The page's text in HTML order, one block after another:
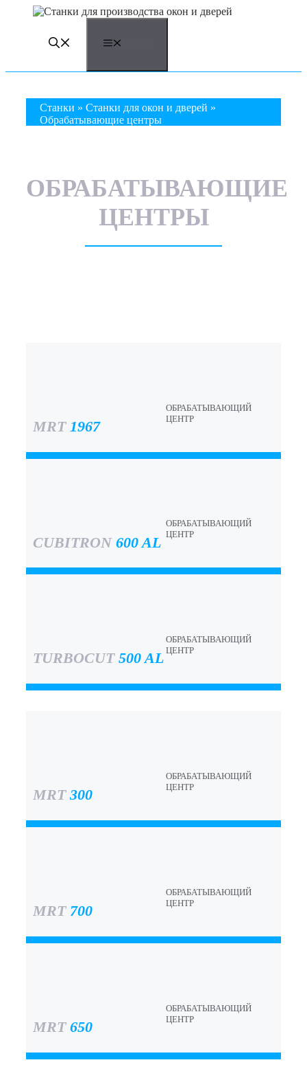
Перейти
Станки » Станки для окон и дверей »
Обрабатывающие центры
ОБРАБАТЫВАЮЩИЕ
ЦЕНТРЫ
MRT 1967
ОБРАБАТЫВАЮЩИЙ
ЦЕНТР
CUBITRON 600 AL
ОБРАБАТЫВАЮЩИЙ
ЦЕНТР
TURBOCUT 500 AL
ОБРАБАТЫВАЮЩИЙ
ЦЕНТР
MRT 300
ОБРАБАТЫВАЮЩИЙ
ЦЕНТР
MRT 700
ОБРАБАТЫВАЮЩИЙ
ЦЕНТР
MRT 650
ОБРАБАТЫВАЮЩИЙ
ЦЕНТР